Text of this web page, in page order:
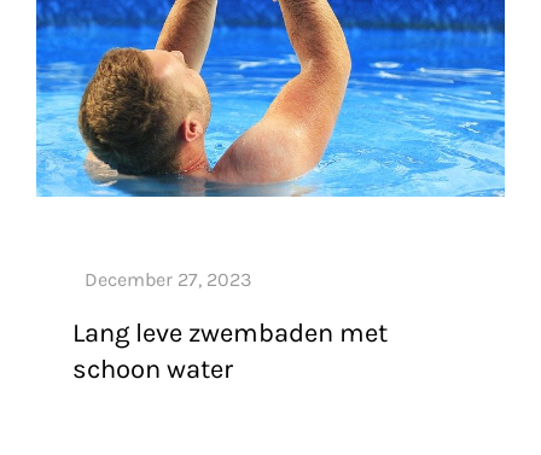
Lang leve zwembaden met
schoon water